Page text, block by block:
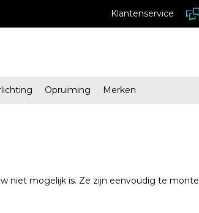
4.5/5 Gratis verzending vanaf € 34,95
Klantenservice
Opruiming Merken
niet mogelijk is. Ze zijn eenvoudig te